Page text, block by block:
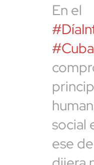
En el
#Cuba
social
ese